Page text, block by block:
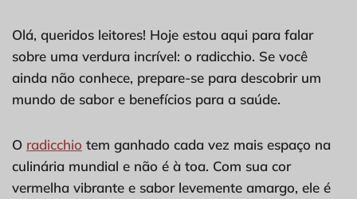
Olá, queridos leitores! Hoje estou aqui para falar
sobre uma verdura incrível: o radicchio. Se você
ainda não conhece, prepare-se para descobrir um
mundo de sabor e benefícios para a saúde.
O radicchio tem ganhado cada vez mais espaço na
culinária mundial e não é à toa. Com sua cor
vermelha vibrante e sabor levemente amargo, ele é